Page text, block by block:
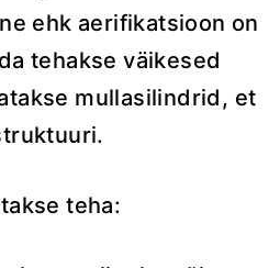
ehk aerifikatsioon on
tehakse väikesed
mullasilindrid, et
teha: